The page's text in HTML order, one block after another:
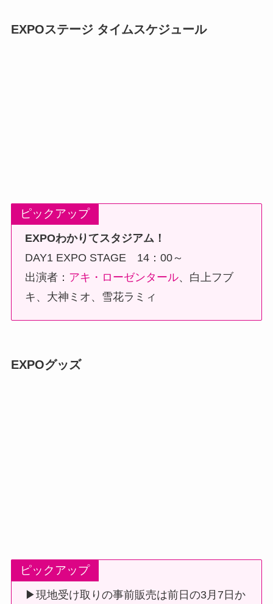
EXPOステージ タイムスケジュール
ピックアップ
EXPOわかりてスタジアム！
DAY1 EXPO STAGE 14：00～
出演者： アキ・ローゼンタール、白上フブ
キ、大神ミオ、雪花ラミィ
EXPOグッズ
ピックアップ
▶現地受け取りの事前販売は前日の3月7日か